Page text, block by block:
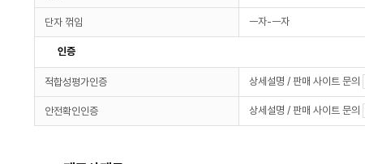
단자 꺾임 ㅡ자-ㅡ자
인증
적합성평가인증 상세설명 / 판매 사이트 문의
안전확인인증 상세설명 / 판매 사이트 문의